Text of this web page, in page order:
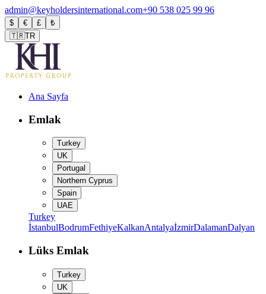
admin@keyholdersinternational.com+90 538 025 99 96
$ € £
₺
🇹🇷TR
Ana Sayfa
Emlak
Turkey
UK
Portugal
Northern Cyprus
Spain
UAE
Turkey
İstanbulBodrumFethiyeKalkanAntalyaİzmirDalamanDalyan
Lüks Emlak
Turkey
UK